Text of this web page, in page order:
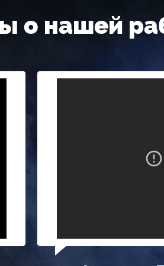
о нашей